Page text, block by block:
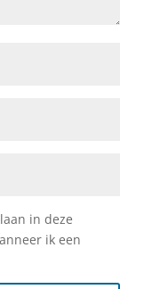
in deze
ik een